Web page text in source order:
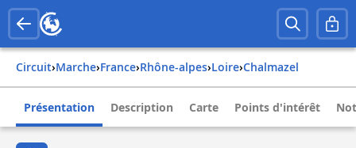
Circuit› Marche› france› rhône-alpes› loire› chalmazel
Présentation Description Carte Points d'intérêt